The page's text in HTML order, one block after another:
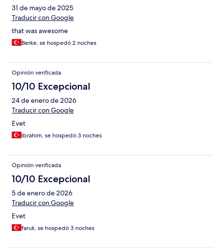
31 de mayo de 2025
Traducir con Google
that was awesome
Berke, se hospedó 2 noches
Opinión verificada
10/10 Excepcional
24 de enero de 2026
Traducir con Google
Evet
Ibrahim, se hospedó 3 noches
Opinión verificada
10/10 Excepcional
5 de enero de 2026
Traducir con Google
Evet
faruk, se hospedó 3 noches